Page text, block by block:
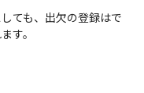
ても、出欠の登録はで
す。